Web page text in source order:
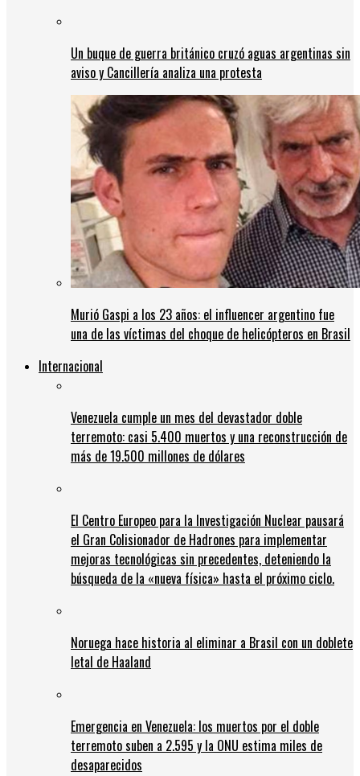
Un buque de guerra británico cruzó aguas argentinas sin
aviso y Cancillería analiza una protesta
Murió Gaspi a los 23 años: el influencer argentino fue
una de las víctimas del choque de helicópteros en Brasil
Internacional
Venezuela cumple un mes del devastador doble
terremoto: casi 5.400 muertos y una reconstrucción de
más de 19.500 millones de dólares
El Centro Europeo para la Investigación Nuclear pausará
el Gran Colisionador de Hadrones para implementar
mejoras tecnológicas sin precedentes, deteniendo la
búsqueda de la «nueva física» hasta el próximo ciclo.
Noruega hace historia al eliminar a Brasil con un doblete
letal de Haaland
Emergencia en Venezuela: los muertos por el doble
terremoto suben a 2.595 y la ONU estima miles de
desaparecidos